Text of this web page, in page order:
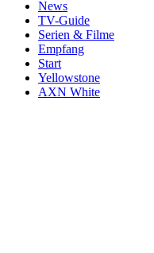
News
TV-Guide
Serien & Filme
Empfang
Start
Yellowstone
AXN White